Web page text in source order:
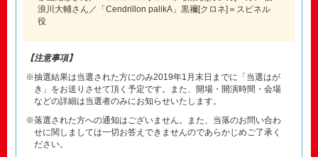
浪川大輔さん／「Cendrillon palikA」黒禰[クロネ]＝スピネル
役
【注意事項】
※抽選結果は当選された方にのみ2019年1月末日までに「当選はが
き」をお送りさせて頂く予定です。また、開場・開演時間・会場
などの詳細は当選者のみにお知らせいたします。
※落選された方への通知はございません。また、当落のお問い合わ
せに関しましては一切お答えできませんのであらかじめご了承く
ださい。